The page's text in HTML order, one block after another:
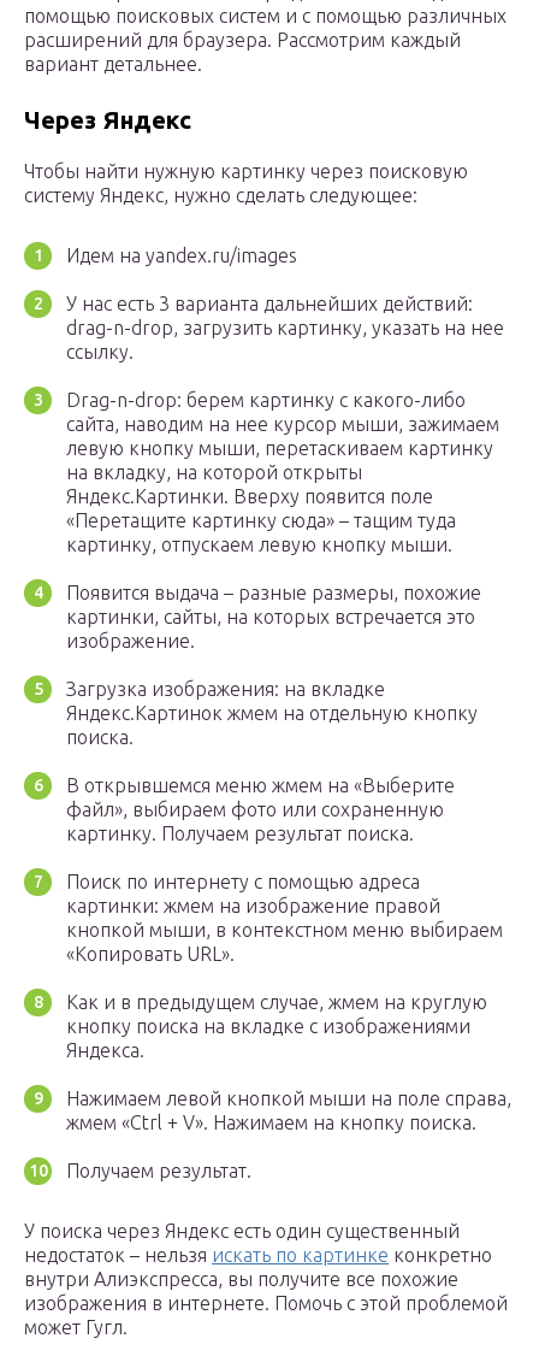
помощью поисковых систем и с помощью различных
расширений для браузера. Рассмотрим каждый
вариант детальнее.
Через Яндекс
Чтобы найти нужную картинку через поисковую
систему Яндекс, нужно сделать следующее:
Идем на yandex.ru/images
У нас есть 3 варианта дальнейших действий:
drag-n-drop, загрузить картинку, указать на нее
ссылку.
Drag-n-drop: берем картинку с какого-либо
сайта, наводим на нее курсор мыши, зажимаем
левую кнопку мыши, перетаскиваем картинку
на вкладку, на которой открыты
Яндекс.Картинки. Вверху появится поле
«Перетащите картинку сюда» – тащим туда
картинку, отпускаем левую кнопку мыши.
Появится выдача – разные размеры, похожие
картинки, сайты, на которых встречается это
изображение.
Загрузка изображения: на вкладке
Яндекс.Картинок жмем на отдельную кнопку
поиска.
В открывшемся меню жмем на «Выберите
файл», выбираем фото или сохраненную
картинку. Получаем результат поиска.
Поиск по интернету с помощью адреса
картинки: жмем на изображение правой
кнопкой мыши, в контекстном меню выбираем
«Копировать URL».
Как и в предыдущем случае, жмем на круглую
кнопку поиска на вкладке с изображениями
Яндекса.
Нажимаем левой кнопкой мыши на поле справа,
жмем «Ctrl + V». Нажимаем на кнопку поиска.
Получаем результат.
У поиска через Яндекс есть один существенный
недостаток – нельзя искать по картинке конкретно
внутри Алиэкспресса, вы получите все похожие
изображения в интернете. Помочь с этой проблемой
может Гугл.